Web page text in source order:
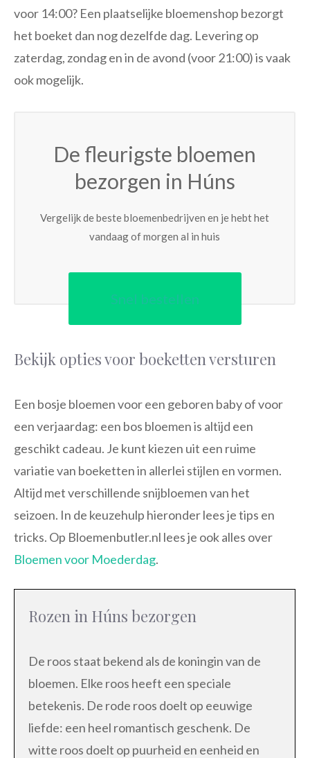
voor 14:00? Een plaatselijke bloemenshop bezorgt
het boeket dan nog dezelfde dag. Levering op
zaterdag, zondag en in de avond (voor 21:00) is vaak
ook mogelijk.
De fleurigste bloemen
bezorgen in Húns
Vergelijk de beste bloemenbedrijven en je hebt het
vandaag of morgen al in huis
Snel bestellen
Bekijk opties voor boeketten versturen
Een bosje bloemen voor een geboren baby of voor
een verjaardag: een bos bloemen is altijd een
geschikt cadeau. Je kunt kiezen uit een ruime
variatie van boeketten in allerlei stijlen en vormen.
Altijd met verschillende snijbloemen van het
seizoen. In de keuzehulp hieronder lees je tips en
tricks. Op Bloemenbutler.nl lees je ook alles over
Bloemen voor Moederdag.
Rozen in Húns bezorgen
De roos staat bekend als de koningin van de
bloemen. Elke roos heeft een speciale
betekenis. De rode roos doelt op eeuwige
liefde: een heel romantisch geschenk. De
witte roos doelt op puurheid en eenheid en